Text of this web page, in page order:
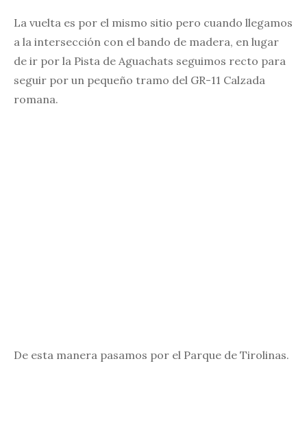
La vuelta es por el mismo sitio pero cuando llegamos
a la intersección con el bando de madera, en lugar
de ir por la Pista de Aguachats seguimos recto para
seguir por un pequeño tramo del GR-11 Calzada
romana.
De esta manera pasamos por el Parque de Tirolinas.